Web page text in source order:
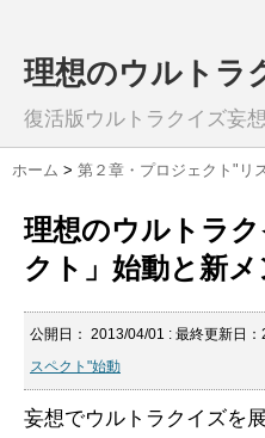
理想のウルトラ
復活版ウルトラクイズ妄
ホーム > 第２章・プロジェクト"リ
理想のウルトラ
クト」始動と新
公開日： 2013/04/01 : 最終更新日
スペクト"始動
妄想でウルトラクイズを